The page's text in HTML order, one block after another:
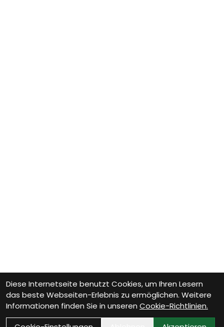
Diese Internetseite benutzt Cookies, um Ihren Lesern
das beste Webseiten-Erlebnis zu ermöglichen. Weitere
Informationen finden Sie in unseren Cookie-Richtlinien.